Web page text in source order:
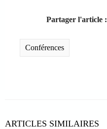
Partager l'article :
Conférences
ARTICLES SIMILAIRES